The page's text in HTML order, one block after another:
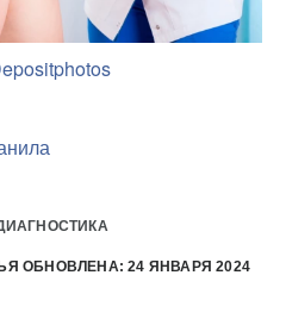
ОБНОВЛЕНА: 24 ЯНВАРЯ 2024